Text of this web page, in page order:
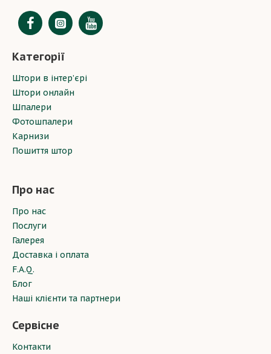
Категорії
Штори в інтер’єрі
Штори онлайн
Шпалери
Фотошпалери
Карнизи
Пошиття штор
Про нас
Про нас
Послуги
Галерея
Доставка і оплата
F.A.Q.
Блог
Наші клієнти та партнери
Сервісне
Контакти